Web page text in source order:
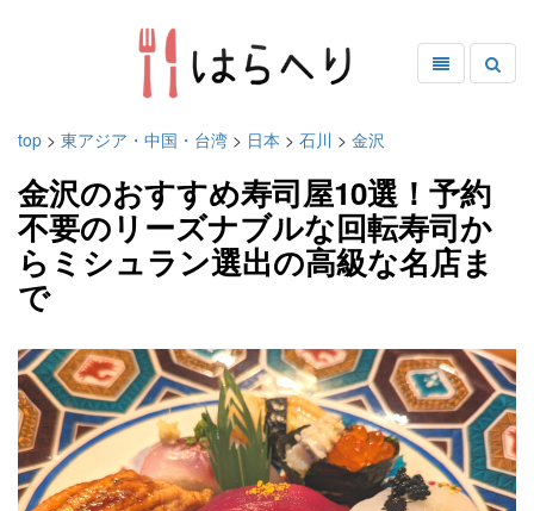
top > 東アジア・中国・台湾 > 日本 > 石川 > 金沢
金沢のおすすめ寿司屋10選！予約
不要のリーズナブルな回転寿司か
らミシュラン選出の高級な名店ま
で